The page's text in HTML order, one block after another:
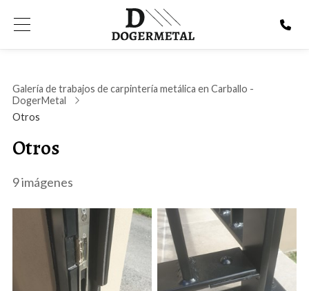
Galería de trabajos de carpintería metálica en Carballo -
DogerMetal
Otros
Otros
9 imágenes